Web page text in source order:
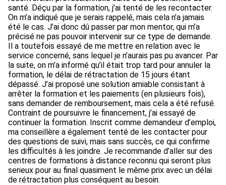
santé. Déçu par la formation, j’ai tenté de les recontacter.
On m’a indiqué que je serais rappelé, mais cela n’a jamais
été le cas. J’ai donc dû passer par mon mentor, qui m’a
précisé ne pas pouvoir intervenir sur ce type de demande.
Il a toutefois essayé de me mettre en relation avec le
service concerné, sans lequel je n’aurais pas pu avancer. Par
la suite, on m’a informé qu’il était trop tard pour annuler la
formation, le délai de rétractation de 15 jours étant
dépassé. J’ai proposé une solution amiable consistant à
arrêter la formation et les paiements (en plusieurs fois),
sans demander de remboursement, mais cela a été refusé.
Contraint de poursuivre le financement, j’ai essayé de
continuer la formation. Inscrit comme demandeur d’emploi,
ma conseillère a également tenté de les contacter pour
des questions de suivi, mais sans succès, ce qui confirme
les difficultés à les joindre. Je recommande d’aller sur des
centres de formations à distance reconnu qui seront plus
serieux pour au final quasiment le même prix avec un délai
de rétractation plus conséquent au besoin.